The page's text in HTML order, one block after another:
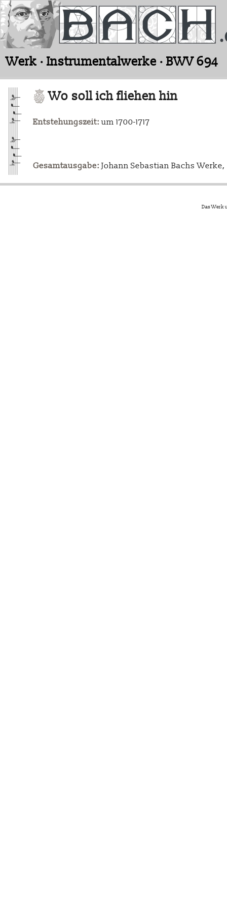
Werk · Instrumentalwerke · BWV 694
Wo soll ich fliehen hin
Entstehungszeit: um 1700-1717
Gesamtausgabe: Johann Sebastian Bachs Werke,
Das Werk